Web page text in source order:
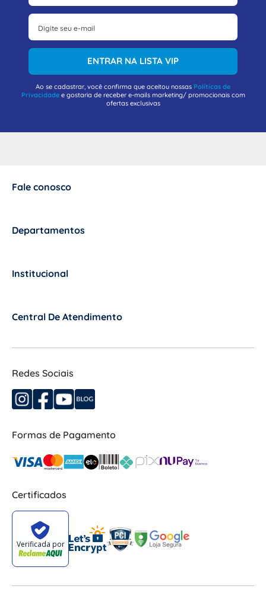
ENTRAR NA LISTA VIP
Ao se cadastrar, você confirma que aceitou nossas Políticas de
Privacidadee gostaria de receber e-mails marketing/ promocionais com
ofertas exclusivas
Fale conosco
Departamentos
Institucional
Central De Atendimento
Redes Sociais
Formas de Pagamento
Certificados